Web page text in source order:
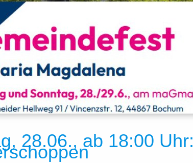
28.06., ab 18:00 Uhr: